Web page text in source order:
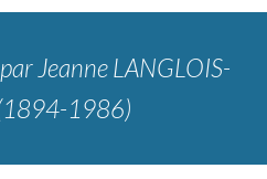
par Jeanne LANGLOIS-
1986)